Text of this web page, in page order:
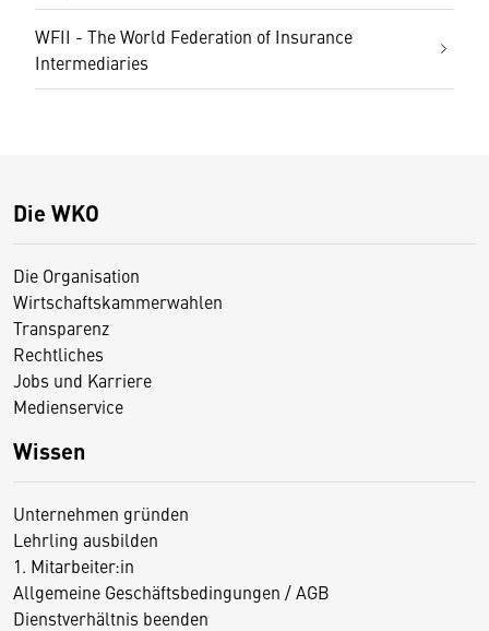
WFII - The World Federation of Insurance
Intermediaries
Die WKO
Die Organisation
Wirtschaftskammerwahlen
Transparenz
Rechtliches
Jobs und Karriere
Medienservice
Wissen
Unternehmen gründen
Lehrling ausbilden
1. Mitarbeiter:in
Allgemeine Geschäftsbedingungen / AGB
Dienstverhältnis beenden